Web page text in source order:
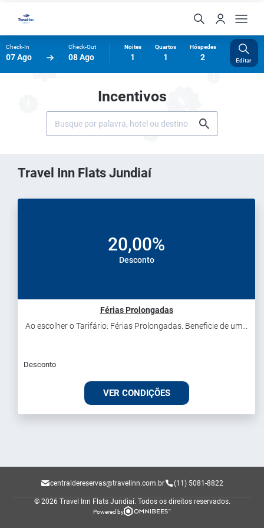
Check-In
07 Ago
Check-Out
08 Ago
Noites
1
Quartos
1
Hóspedes
2 Editar
Incentivos
Travel Inn Flats Jundiaí
20,00%
Desconto
Férias Prolongadas
Ao escolher o Tarifário: Férias Prolongadas. Beneficie de um...
Desconto
VER CONDIÇÕES
centraldereservas@travelinn.com.br (11) 5081-8822
© 2026 Travel Inn Flats Jundiaí. Todos os direitos reservados.
Powered by